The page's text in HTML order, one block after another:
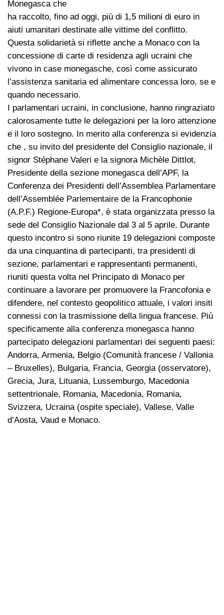
Monegasca che
ha raccolto, fino ad oggi, più di 1,5 milioni di euro in
aiuti umanitari destinate alle vittime del conflitto.
Questa solidarietà si riflette anche a Monaco con la
concessione di carte di residenza agli ucraini che
vivono in case monegasche, così come assicurato
l’assistenza sanitaria ed alimentare concessa loro, se e
quando necessario.
I parlamentari ucraini, in conclusione, hanno ringraziato
calorosamente tutte le delegazioni per la loro attenzione
e il loro sostegno. In merito alla conferenza si evidenzia
che , su invito del presidente del Consiglio nazionale, il
signor Stéphane Valeri e la signora Michèle Dittlot,
Presidente della sezione monegasca dell’APF, la
Conferenza dei Presidenti dell’Assemblea Parlamentare
dell’Assemblée Parlementaire de la Francophonie
(A.P.F.) Regione-Europa*, è stata organizzata presso la
sede del Consiglio Nazionale dal 3 al 5 aprile. Durante
questo incontro si sono riunite 19 delegazioni composte
da una cinquantina di partecipanti, tra presidenti di
sezione, parlamentari e rappresentanti permanenti,
riuniti questa volta nel Principato di Monaco per
continuare a lavorare per promuovere la Francofonia e
difendere, nel contesto geopolitico attuale, i valori insiti
connessi con la trasmissione della lingua francese. Più
specificamente alla conferenza monegasca hanno
partecipato delegazioni parlamentari dei seguenti paesi:
Andorra, Armenia, Belgio (Comunità francese / Vallonia
– Bruxelles), Bulgaria, Francia, Georgia (osservatore),
Grecia, Jura, Lituania, Lussemburgo, Macedonia
settentrionale, Romania, Macedonia, Romania,
Svizzera, Ucraina (ospite speciale), Vallese, Valle
d’Aosta, Vaud e Monaco.